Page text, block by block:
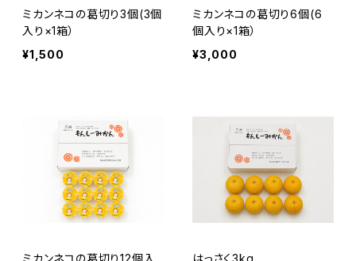
ミカンネコの葛切り3個(3個
入り×1箱）
¥1,500
ミカンネコの葛切り6個(6
個入り×1箱）
¥3,000
ミカンネコの葛切り12個入
はっさく3kg